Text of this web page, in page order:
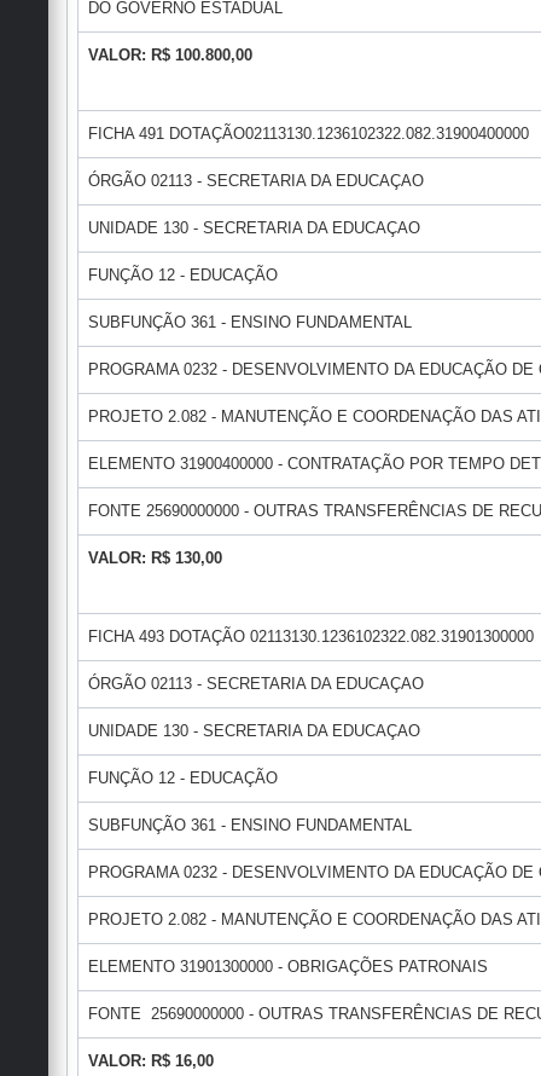
DO GOVERNO ESTADUAL
VALOR: R$ 100.800,00
FICHA 491 DOTAÇÃO02113130.1236102322.082.31900400000
ÓRGÃO 02113 - SECRETARIA DA EDUCAÇAO
UNIDADE 130 - SECRETARIA DA EDUCAÇAO
FUNÇÃO 12 - EDUCAÇÃO
SUBFUNÇÃO 361 - ENSINO FUNDAMENTAL
PROGRAMA 0232 - DESENVOLVIMENTO DA EDUCAÇÃO DE
PROJETO 2.082 - MANUTENÇÃO E COORDENAÇÃO DAS
ELEMENTO 31900400000 - CONTRATAÇÃO POR TEMPO
FONTE 25690000000 - OUTRAS TRANSFERÊNCIAS DE
VALOR: R$ 130,00
FICHA 493 DOTAÇÃO 02113130.1236102322.082.31901300000
ÓRGÃO 02113 - SECRETARIA DA EDUCAÇAO
UNIDADE 130 - SECRETARIA DA EDUCAÇAO
FUNÇÃO 12 - EDUCAÇÃO
SUBFUNÇÃO 361 - ENSINO FUNDAMENTAL
PROGRAMA 0232 - DESENVOLVIMENTO DA EDUCAÇÃO DE
PROJETO 2.082 - MANUTENÇÃO E COORDENAÇÃO DAS
ELEMENTO 31901300000 - OBRIGAÇÕES PATRONAIS
FONTE 25690000000 - OUTRAS TRANSFERÊNCIAS DE
VALOR: R$ 16,00